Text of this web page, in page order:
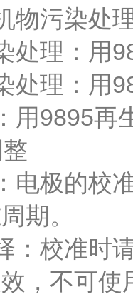
污染处理
理：用
理：用
9895再生
极的校准
期。
校准时请
，不可